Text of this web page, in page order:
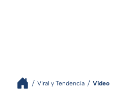
Viral y Tendencia Video